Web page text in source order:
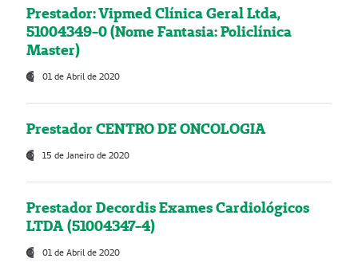
Prestador: Vipmed Clínica Geral Ltda,
51004349-0 (Nome Fantasia: Policlínica
Master)
01 de Abril de 2020
Prestador CENTRO DE ONCOLOGIA
15 de Janeiro de 2020
Prestador Decordis Exames Cardiológicos
LTDA (51004347-4)
01 de Abril de 2020